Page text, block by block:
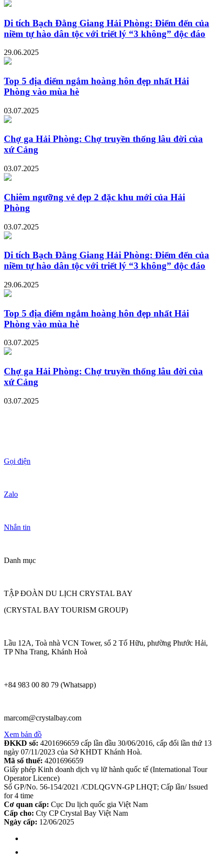
Di tích Bạch Đằng Giang Hải Phòng: Điểm đến của
niềm tự hào dân tộc với triết lý “3 không” độc đáo
29.06.2025
Top 5 địa điểm ngắm hoàng hôn đẹp nhất Hải
Phòng vào mùa hè
03.07.2025
Chợ ga Hải Phòng: Chợ truyền thống lâu đời của
xứ Cảng
03.07.2025
Chiêm ngưỡng vẻ đẹp 2 đặc khu mới của Hải
Phòng
03.07.2025
Di tích Bạch Đằng Giang Hải Phòng: Điểm đến của
niềm tự hào dân tộc với triết lý “3 không” độc đáo
29.06.2025
Top 5 địa điểm ngắm hoàng hôn đẹp nhất Hải
Phòng vào mùa hè
03.07.2025
Chợ ga Hải Phòng: Chợ truyền thống lâu đời của
xứ Cảng
03.07.2025
Gọi điện
Zalo
Nhắn tin
Danh mục
TẬP ĐOÀN DU LỊCH CRYSTAL BAY
(CRYSTAL BAY TOURISM GROUP)
Lầu 12A, Toà nhà VCN Tower, số 2 Tố Hữu, phường Phước Hải,
TP Nha Trang, Khánh Hoà
+84 983 00 80 79 (Whatsapp)
marcom@crystalbay.com
Xem bản đồ
ĐKKD số: 4201696659 cấp lần đầu 30/06/2016, cấp đổi lần thứ 13
ngày 07/11/2023 của Sở KHDT Khánh Hoà.
Mã số thuế: 4201696659
Giấy phép Kinh doanh dịch vụ lữ hành quốc tế (International Tour
Operator Licence)
Số GP/No. 56-154/2021 /CDLQGVN-GP LHQT; Cấp lần/ Issued
for 4 time
Cơ quan cấp: Cục Du lịch quốc gia Việt Nam
Cấp cho: Cty CP Crystal Bay Việt Nam
Ngày cấp: 12/06/2025